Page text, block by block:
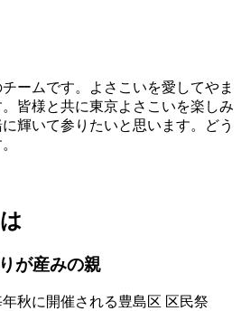
ームです。よさこいを愛してやま
皆様と共に東京よさこいを楽しみ
輝いて参りたいと思います。どう
が産みの親
年秋に開催される豊島区 区民祭